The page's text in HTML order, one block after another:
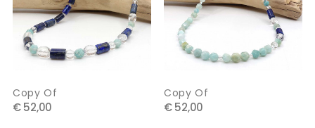
Copy Of
€ 52,00
Copy Of
€ 52,00